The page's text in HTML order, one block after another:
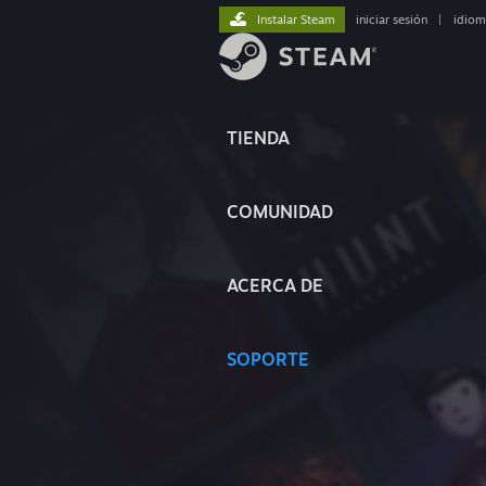
TIENDA
COMUNIDAD
ACERCA DE
SOPORTE
Instalar Steam iniciar sesión